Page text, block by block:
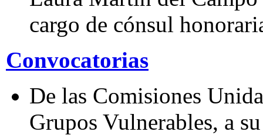
cargo de cónsul
Convocatorias
De las Comisiones
Grupos Vulnerables, a